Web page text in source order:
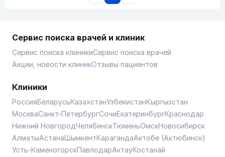
Сервис поиска врачей и клиник
Сервис поиска клиникиСервис поиска врачей
Акции, новости клиникОтзывы пациентов
Клиники
РоссияБеларусьКазахстанУзбекистанКыргызстан
МоскваСанкт-ПетербургСочиЕкатеринбургКраснодар
Нижний НовгородЧелябинскТюменьОмскНовосибирск
АлматыАстанаШымкентКарагандаАктобе (Актюбинск)
Усть-КаменогорскПавлодарАктауКостанай